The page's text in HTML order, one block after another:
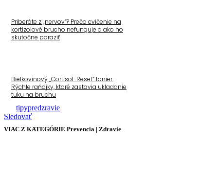
Priberáte z „nervov“? Prečo cvičenie na
kortizolové brucho nefunguje a ako ho
skutočne poraziť
Bielkovinový „Cortisol-Reset“ tanier:
Rýchle raňajky, ktoré zastavia ukladanie
tuku na bruchu
tipypredzravie
Sledovať
VIAC Z KATEGÓRIE Prevencia | Zdravie